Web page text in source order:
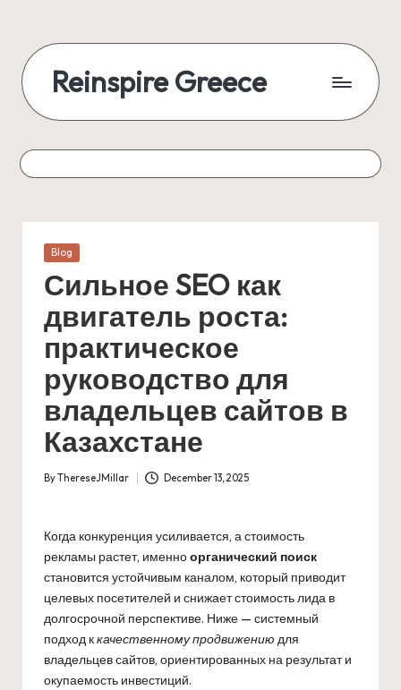
Reinspire Greece
Posted
Blog
Сильное SEO как
двигатель роста:
практическое
руководство для
владельцев сайтов в
Казахстане
Posted
ByThereseJMillar December 13, 2025
Когда конкуренция усиливается, а стоимость
рекламы растет, именноорганический поиск
становится устойчивым каналом, который приводит
целевых посетителей и снижает стоимость лида в
долгосрочной перспективе. Ниже — системный
подход ккачественному продвижению для
владельцев сайтов, ориентированных на результат и
окупаемость инвестиций.